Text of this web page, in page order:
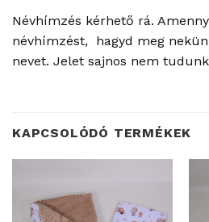
Névhímzés kérhető rá.
névhímzést, hagyd meg
nevet. Jelet sajnos nem
KAPCSOLÓDÓ TERMÉKEK